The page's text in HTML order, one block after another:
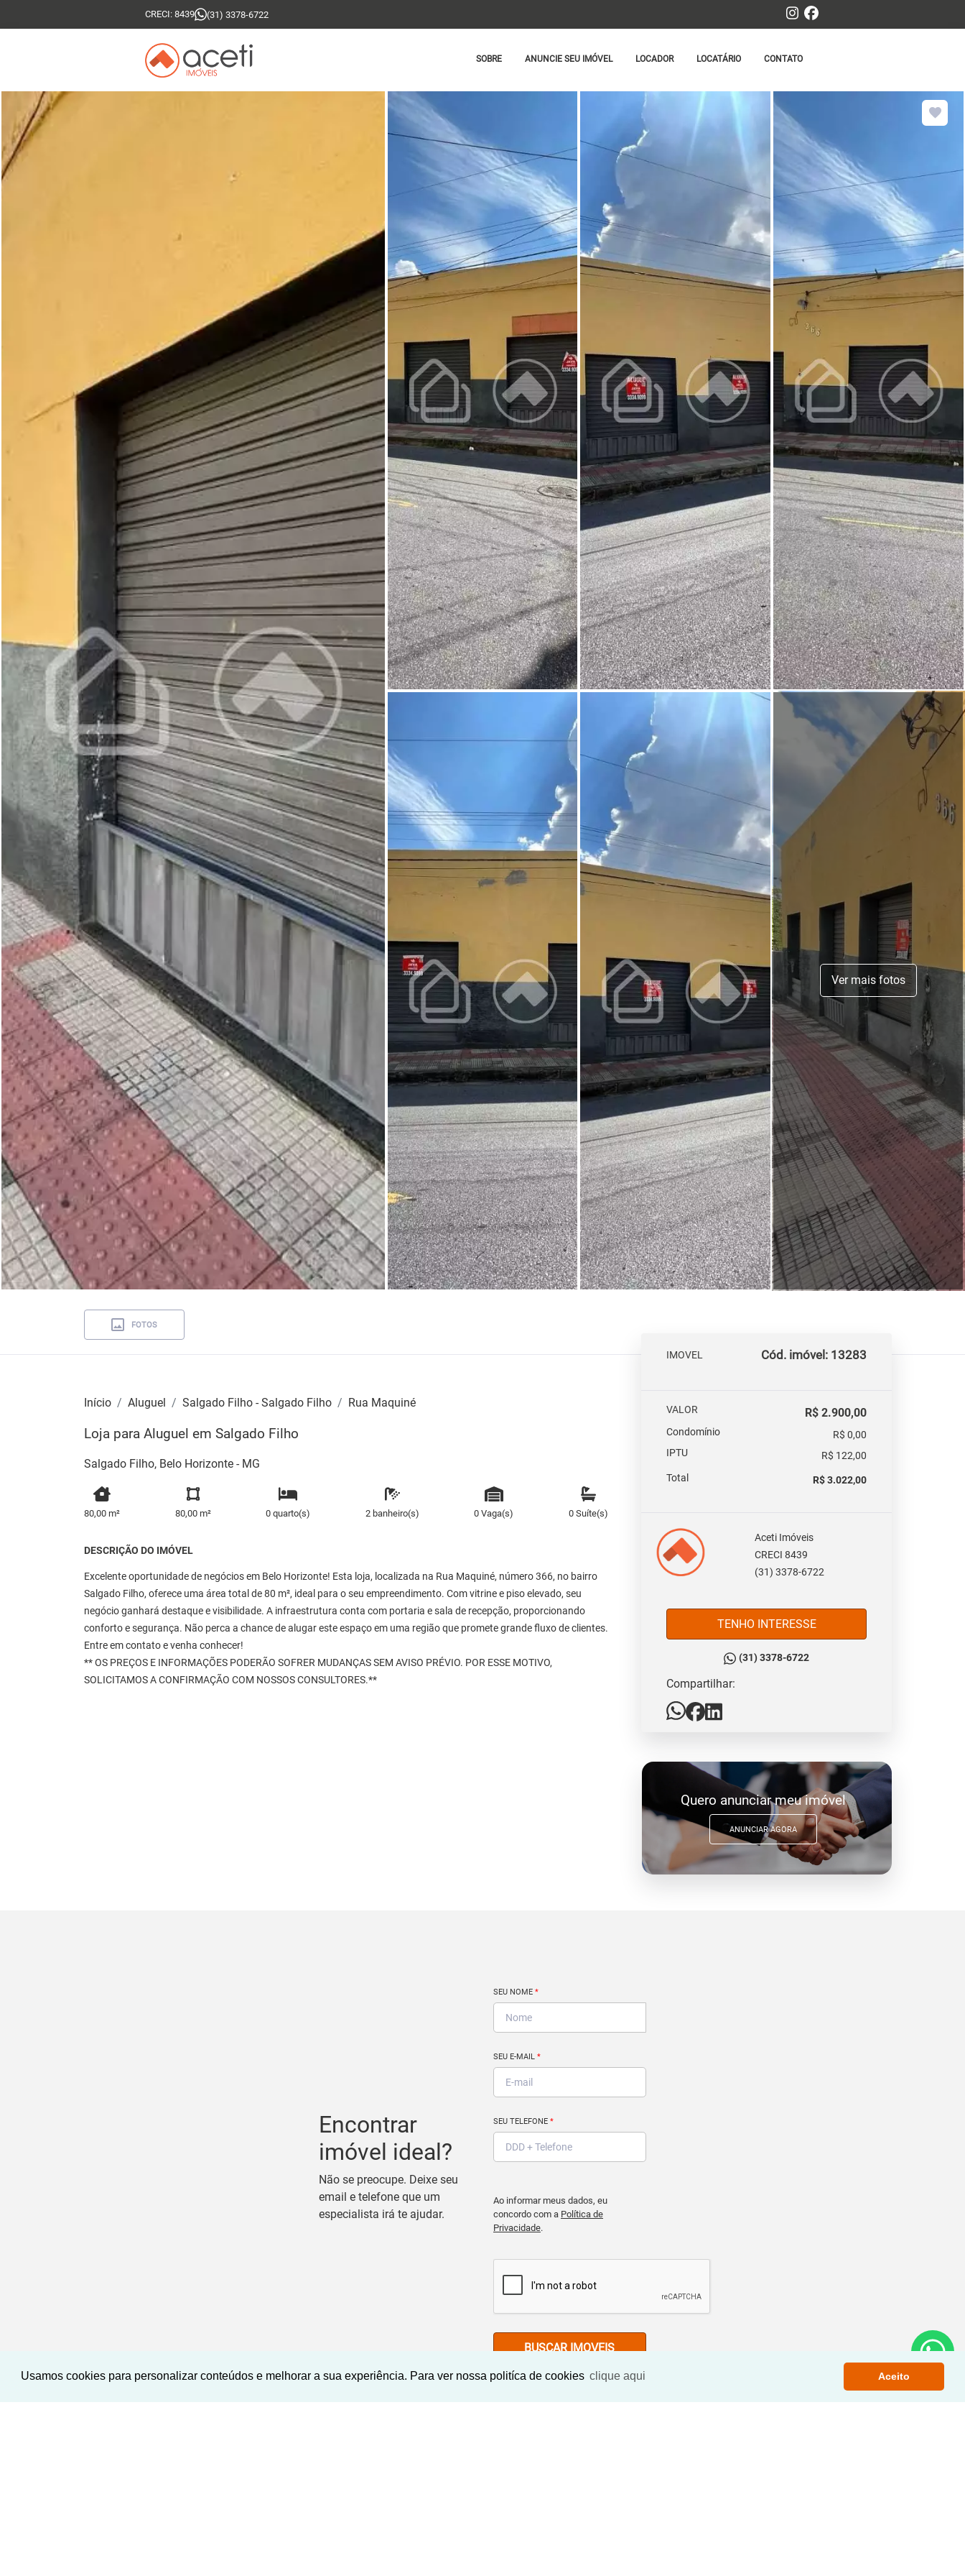
Usamos cookies para personalizar conteúdos e melhorar a sua experiência. Para ver nossa politíca de cookies clique aqui Aceito
CRECI: 8439 (31) 3378-6722
SOBRE ANUNCIE SEU IMÓVEL LOCADOR LOCATÁRIO CONTATO
Ver mais fotos
FOTOS
Início Aluguel Salgado Filho - Salgado Filho Rua Maquiné
Loja para Aluguel em Salgado Filho
Salgado Filho, Belo Horizonte - MG
80,00 m² 80,00 m² 0 quarto(s) 2 banheiro(s) 0 Vaga(s) 0 Suíte(s)
DESCRIÇÃO DO IMÓVEL
Excelente oportunidade de negócios em Belo Horizonte! Esta loja, localizada na Rua Maquiné, número 366, no bairro
Salgado Filho, oferece uma área total de 80 m², ideal para o seu empreendimento. Com vitrine e piso elevado, seu
negócio ganhará destaque e visibilidade. A infraestrutura conta com portaria e sala de recepção, proporcionando
conforto e segurança. Não perca a chance de alugar este espaço em uma região que promete grande fluxo de clientes.
Entre em contato e venha conhecer!
** OS PREÇOS E INFORMAÇÕES PODERÃO SOFRER MUDANÇAS SEM AVISO PRÉVIO. POR ESSE MOTIVO,
SOLICITAMOS A CONFIRMAÇÃO COM NOSSOS CONSULTORES.**
IMOVEL Cód. imóvel: 13283
VALOR R$ 2.900,00
Condomínio
R$ 0,00
IPTU
R$ 122,00
Total
R$ 3.022,00
Aceti Imóveis
CRECI 8439
(31) 3378-6722
TENHO INTERESSE
(31) 3378-6722
Compartilhar:
Quero anunciar meu imóvel
ANUNCIAR AGORA
Encontrar
imóvel ideal?
Não se preocupe. Deixe seu
email e telefone que um
especialista irá te ajudar.
SEU NOME *
SEU E-MAIL *
SEU TELEFONE *
Ao informar meus dados, eu
concordo com a Política de
Privacidade.
BUSCAR IMOVEIS